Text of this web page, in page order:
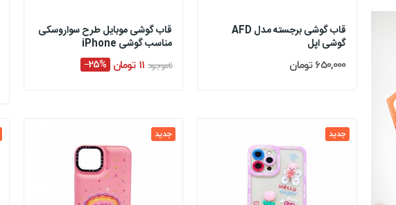
قاب گوشی برجسته مدل AFD
گوشی اپل
650,000 تومان
قاب گوشی موبایل طرح سواروسکی
مناسب گوشی iPhone
ناموجود 11 تومان ‎−25%
جدید جدید